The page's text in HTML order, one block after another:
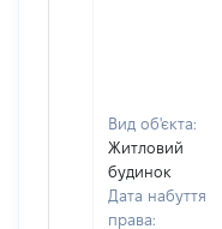
Вид об'єкта:
Житловий
будинок
Дата набуття
права: